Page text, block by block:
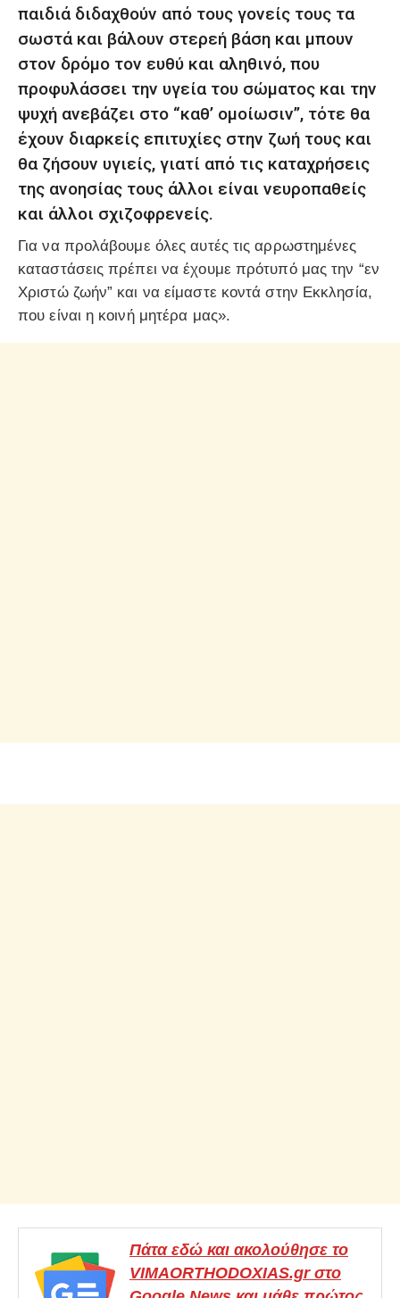
παιδιά διδαχθούν από τους γονείς τους τα
σωστά και βάλουν στερεή βάση και μπουν
στον δρόμο τον ευθύ και αληθινό, που
προφυλάσσει την υγεία του σώματος και την
ψυχή ανεβάζει στο “καθ’ ομοίωσιν”, τότε θα
έχουν διαρκείς επιτυχίες στην ζωή τους και
θα ζήσουν υγιείς, γιατί από τις καταχρήσεις
της ανοησίας τους άλλοι είναι νευροπαθείς
και άλλοι σχιζοφρενείς.
Για να προλάβουμε όλες αυτές τις αρρωστημένες
καταστάσεις πρέπει να έχουμε πρότυπό μας την “εν
Χριστώ ζωήν” και να είμαστε κοντά στην Εκκλησία,
που είναι η κοινή μητέρα μας».
Πάτα εδώ και ακολούθησε το
VIMAORTHODOXIAS.gr στο